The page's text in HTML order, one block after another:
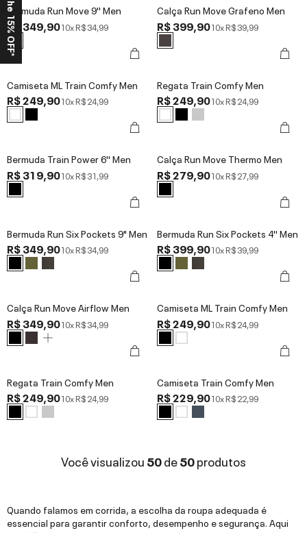
Bermuda Run Move 9'' Men
R$ 349,9010xR$ 34,99
Calça Run Move Grafeno Men
R$ 399,9010xR$ 39,99
Camiseta ML Train Comfy Men
R$ 249,9010xR$ 24,99
Regata Train Comfy Men
R$ 249,9010xR$ 24,99
Bermuda Train Power 6'' Men
R$ 319,9010xR$ 31,99
Calça Run Move Thermo Men
R$ 279,9010xR$ 27,99
Bermuda Run Six Pockets 9" Men
R$ 349,9010xR$ 34,99
Bermuda Run Six Pockets 4'' Men
R$ 399,9010xR$ 39,99
Calça Run Move Airflow Men
R$ 349,9010xR$ 34,99
Camiseta ML Train Comfy Men
R$ 249,9010xR$ 24,99
Regata Train Comfy Men
R$ 249,9010xR$ 24,99
Camiseta Train Comfy Men
R$ 229,9010xR$ 22,99
Você visualizou50de50produtos
Quando falamos em corrida, a escolha da roupa adequada é
essencial para garantir conforto, desempenho e segurança. Aqui
Ganhe 15% OFF*